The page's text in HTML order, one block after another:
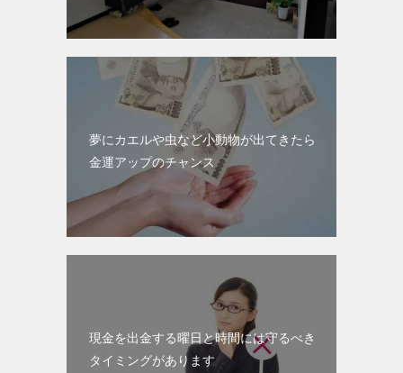
夢にカエルや虫など小動物が出てきたら
金運アップのチャンス
現金を出金する曜日と時間には守るべき
タイミングがあります